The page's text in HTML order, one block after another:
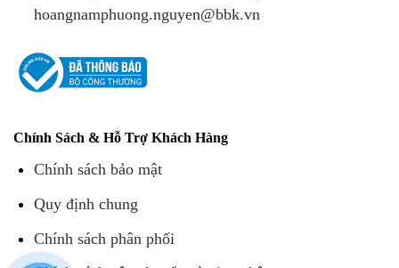
hoangnamphuong.nguyen@bbk.vn
Chính Sách & Hỗ Trợ Khách Hàng
Chính sách bảo mật
Quy định chung
Chính sách phân phối